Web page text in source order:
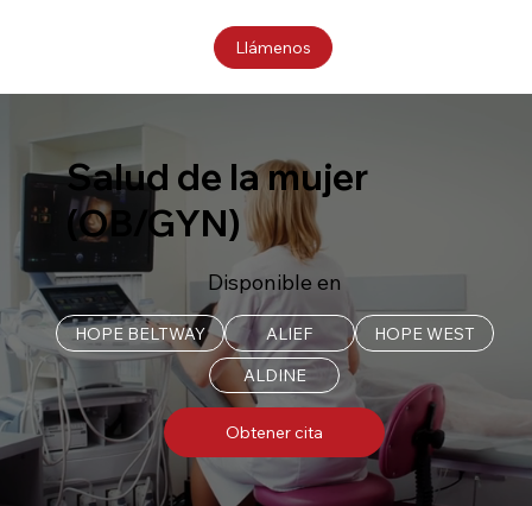
Llámenos
Salud de la mujer
(OB/GYN)
Disponible en
HOPE BELTWAY ALIEF
HOPE WEST
ALDINE
Obtener cita